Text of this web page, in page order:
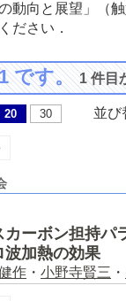
動向と展望」（
ださい．
です。1 件目
20 30 並び
カーボン担持パ
波加熱の効果
作 ・ 小野寺賢三 ・